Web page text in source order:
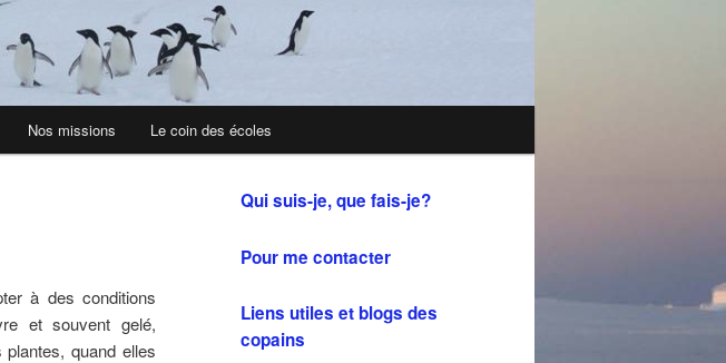
Nos missions Le coin des écoles
à des conditions
et souvent gelé,
plantes, quand elles
Qui suis-je, que fais-je?
Pour me contacter
Liens utiles et blogs des
copains